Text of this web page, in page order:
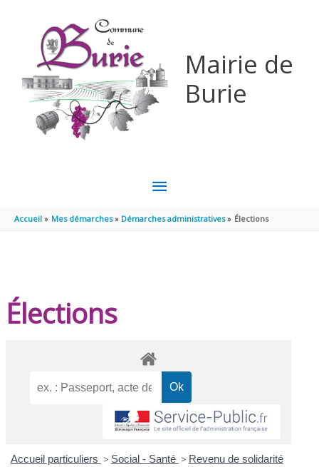
Mairie de
Burie
MENU
PRINCIPAL
Accueil Mes démarches Démarches administratives Élections
Élections
Accueil particuliers > Social - Santé > Revenu de solidarité